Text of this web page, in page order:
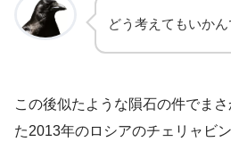
どう考えてもいかん
この後似たような隕石の件でま
た2013年のロシアのチェリャビ